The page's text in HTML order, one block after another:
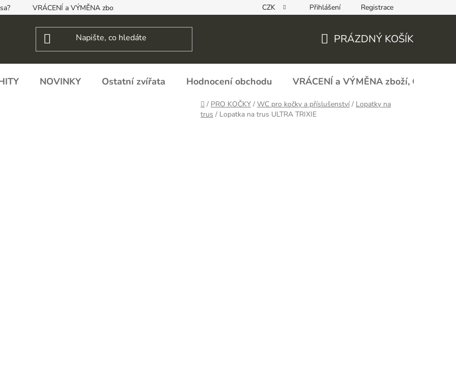
VRÁCENÍ a VÝMĚNA zboží, ODSTOUPENÍ OD SMLOUVY REKLAMAČNÍ FORMULÁŘ - zboží s vadou
CZK Přihlášení Registrace
KOŠÍK
PRÁZDNÝ KOŠÍK
NOVINKY Ostatní zvířata Hodnocení obchodu VRÁCENÍ a VÝMĚNA zboží,
Domů
/ PRO KOČKY / WC pro kočky a příslušenství / Lopatky na
trus / Lopatka na trus ULTRA TRIXIE